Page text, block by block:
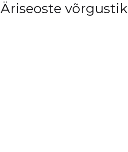
Äriseoste võrgustik